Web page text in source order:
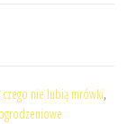
czego nie lubią mrówki,